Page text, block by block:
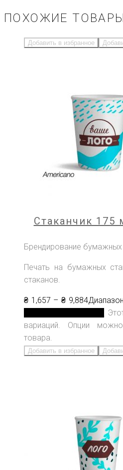
ПОХОЖИЕ ТОВАРЫ
Добавить в избранное
Стаканчик 175
Брендирование бумажных
Печать на бумажных
стаканов.
₴ 1,657 – ₴ 9,884
вариаций. Опции
товара.
Добавить в избранное